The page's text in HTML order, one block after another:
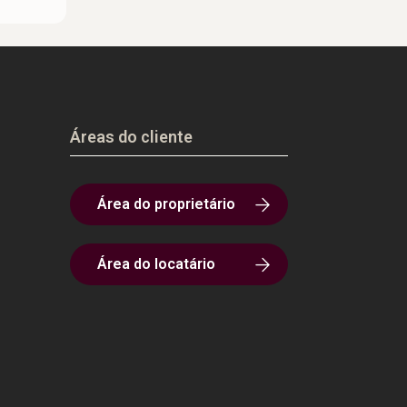
Áreas do cliente
Área do proprietário
Área do locatário